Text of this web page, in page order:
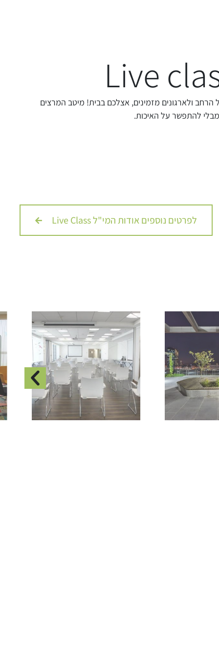
הרחב ולארגונים מזמינים, אצלכם בבית! מיטב המרצים
להתפשר על האיכות.
לפרטים נוספים אודות המי"ל Live Class